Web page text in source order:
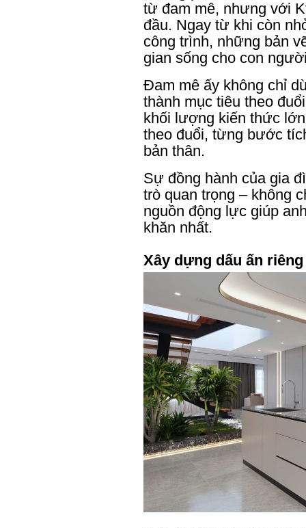
từ đam mê, nhưng với
đầu. Ngay từ khi còn
công trình, những bản
gian sống cho con
Đam mê ấy không chỉ
thành mục tiêu theo
khối lượng kiến thức
theo đuổi, từng bước
bản thân.
Sự đồng hành của gia
trò quan trọng – không
nguồn động lực giúp
khăn nhất.
Xây dựng dấu ấn